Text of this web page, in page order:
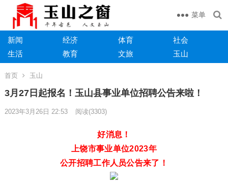
菜单
新闻 经济 体育
社会
生活
教育 文旅 玉山
首页 玉山
3月27日起报名！玉山县事业单位招聘公告来啦！
2023年3月26日 22:53 阅读(3303)
好消息！
上饶市事业单位2023年
公开招聘工作人员公告来了！